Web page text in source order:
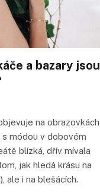
a bazary jsou
na obrazovkách
módou v dobovém
blízká, dřív mívala
jak hledá krásu na
ale i na blešácích.